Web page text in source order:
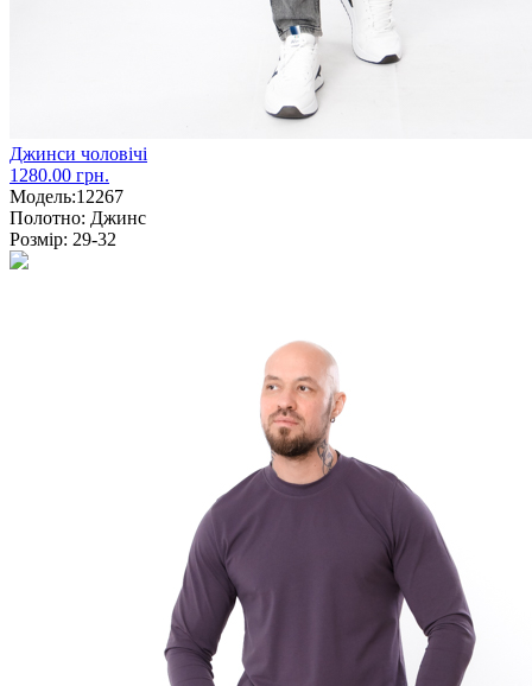
Джинси чоловічі
1280.00 грн.
Модель:12267
Полотно: Джинс
Розмір: 29-32